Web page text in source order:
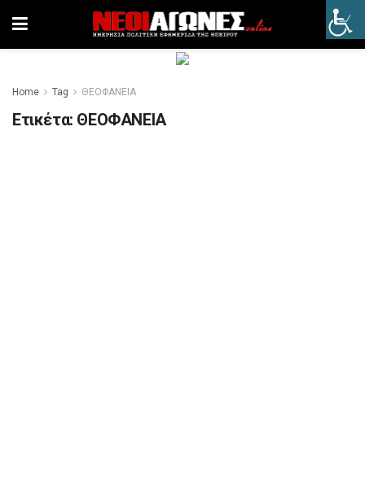
Home Tag ΘΕΟΦΑΝΕΙΑ
Ετικέτα: ΘΕΟΦΑΝΕΙΑ